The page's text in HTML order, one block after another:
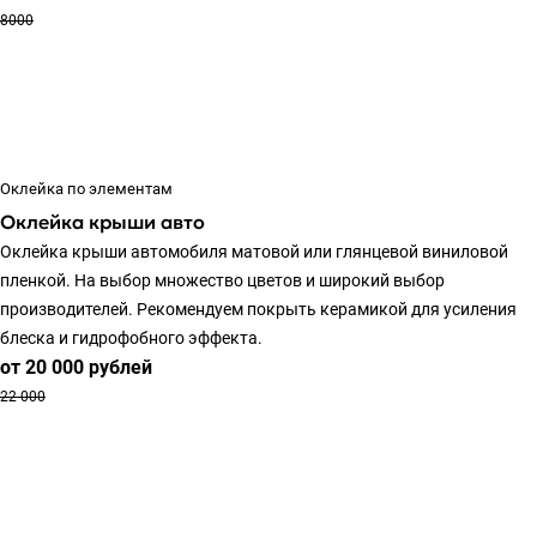
8000
Оклейка по элементам
Оклейка крыши авто
Оклейка крыши автомобиля матовой или глянцевой виниловой
пленкой. На выбор множество цветов и широкий выбор
производителей. Рекомендуем покрыть керамикой для усиления
блеска и гидрофобного эффекта.
от 20 000 рублей
22 000